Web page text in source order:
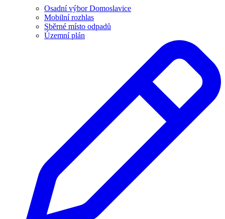
Osadní výbor Domoslavice
Mobilní rozhlas
Sběrné místo odpadů
Územní plán